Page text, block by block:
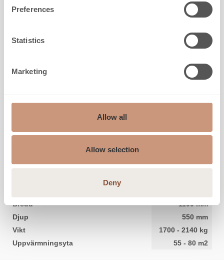
Preferences
Statistics
Marketing
Allow all
Allow selection
Deny
Bredd
1100mm
Djup
550 mm
Vikt
1700 - 2140 kg
Uppvärmningsyta
55 - 80 m2